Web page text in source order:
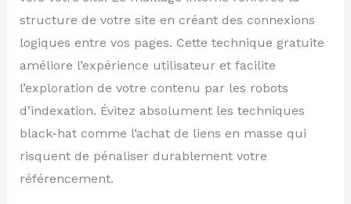
structure de votre site en créant des connexions
logiques entre vos pages. Cette technique gratuite
améliore l’expérience utilisateur et facilite
l’exploration de votre contenu par les robots
d’indexation. Évitez absolument les techniques
black-hat comme l’achat de liens en masse qui
risquent de pénaliser durablement votre
référencement.